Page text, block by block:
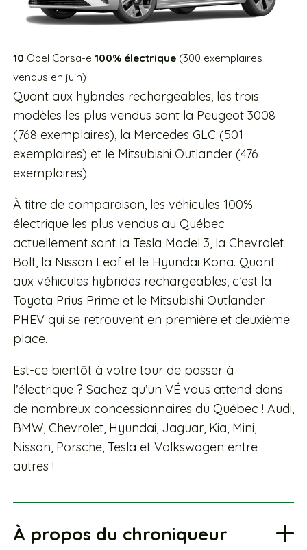
10 Opel Corsa-e 100% électrique (300 exemplaires
vendus en juin)
Quant aux hybrides rechargeables, les trois
modèles les plus vendus sont la Peugeot 3008
(768 exemplaires), la Mercedes GLC (501
exemplaires) et le Mitsubishi Outlander (476
exemplaires).
À titre de comparaison, les véhicules 100%
électrique les plus vendus au Québec
actuellement sont la Tesla Model 3, la Chevrolet
Bolt, la Nissan Leaf et le Hyundai Kona. Quant
aux véhicules hybrides rechargeables, c’est la
Toyota Prius Prime et le Mitsubishi Outlander
PHEV qui se retrouvent en première et deuxième
place.
Est-ce bientôt à votre tour de passer à
l’électrique ? Sachez qu’un VÉ vous attend dans
de nombreux concessionnaires du Québec ! Audi,
BMW, Chevrolet, Hyundai, Jaguar, Kia, Mini,
Nissan, Porsche, Tesla et Volkswagen entre
autres !
À propos du chroniqueur